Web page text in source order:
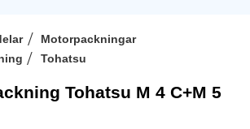
Motorpackningar
Tohatsu
Tohatsu M 4 C+M 5